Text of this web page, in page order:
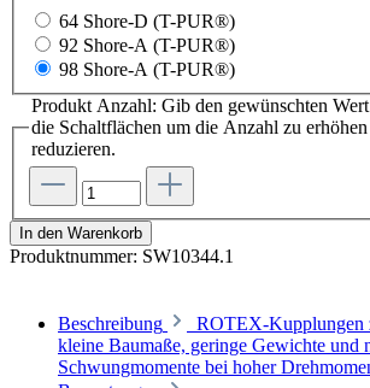
64 Shore-D (T-PUR®)
92 Shore-A (T-PUR®)
98 Shore-A (T-PUR®)
Produkt Anzahl: Gib den gewünschten
die Schaltflächen um die Anzahl zu
reduzieren.
In den Warenkorb
Produktnummer: SW10344.1
Beschreibung
ROTEX-Kupplungen
kleine Baumaße, geringe Gewichte und
Schwungmomente bei hoher